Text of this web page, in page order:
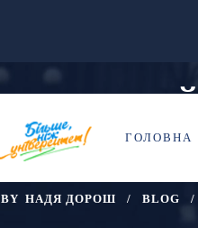
ГОЛОВНА
ПІД ЧАС
BY НАДЯ ДОРОШ BLOG